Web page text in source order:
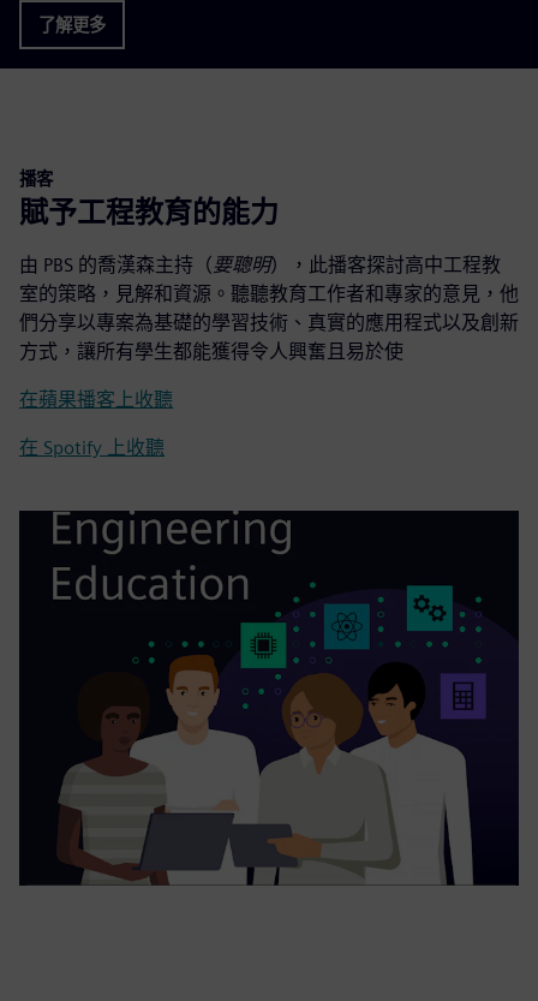
了解更多
播客
賦予工程教育的能力
由 PBS 的喬漢森主持（要聰明），此播客探討高中工程教
室的策略，見解和資源。聽聽教育工作者和專家的意見，他
們分享以專案為基礎的學習技術、真實的應用程式以及創新
方式，讓所有學生都能獲得令人興奮且易於使
在蘋果播客上收聽
在 Spotify 上收聽